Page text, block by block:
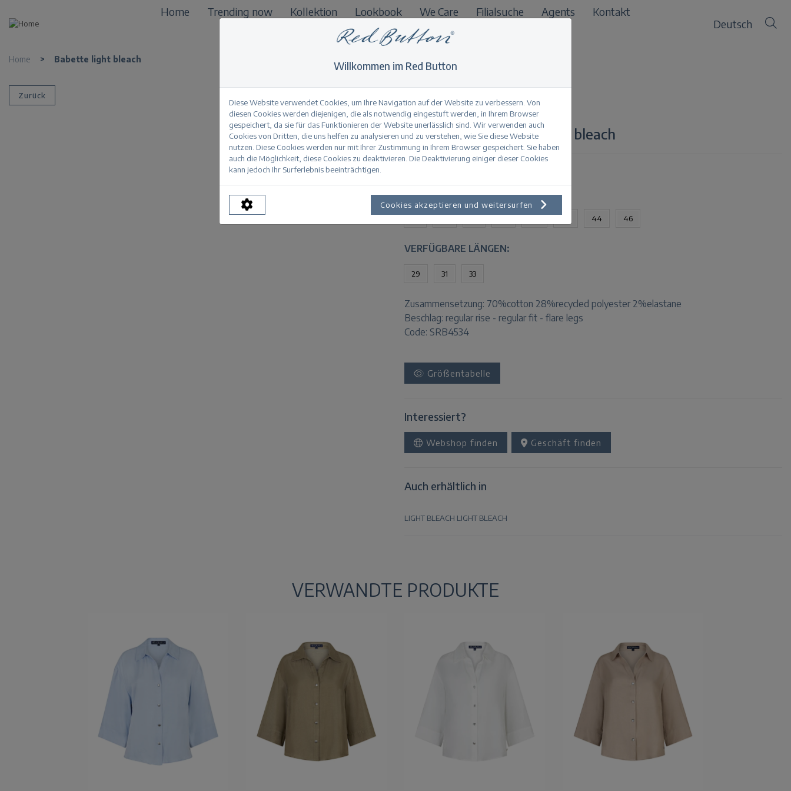
Home Trending now Kollektion Lookbook We Care Filialsuche Agents
Kontakt
B2B
Deutsch
Home > Babette light bleach
Zurück
Babette light bleach Light bleach
VERFÜGBARE GRÖSSEN:
44 46
VERFÜGBARE LÄNGEN:
29 31 33
Zusammensetzung: 70%cotton 28%recycled polyester 2%elastane
Beschlag: regular rise - regular fit - flare legs
Code: SRB4534
Größentabelle
Interessiert?
Webshop finden Geschäft finden
Auch erhältlich in
LIGHT BLEACH LIGHT BLEACH
VERWANDTE PRODUKTE
Willkommen im Red Button
Diese Website verwendet Cookies, um Ihre Navigation auf der Website zu verbessern. Von
diesen Cookies werden diejenigen, die als notwendig eingestuft werden, in Ihrem Browser
gespeichert, da sie für das Funktionieren der Website unerlässlich sind. Wir verwenden auch
Cookies von Dritten, die uns helfen zu analysieren und zu verstehen, wie Sie diese Website
nutzen. Diese Cookies werden nur mit Ihrer Zustimmung in Ihrem Browser gespeichert. Sie haben
auch die Möglichkeit, diese Cookies zu deaktivieren. Die Deaktivierung einiger dieser Cookies
kann jedoch Ihr Surferlebnis beeinträchtigen.
Cookies akzeptieren und weitersurfen